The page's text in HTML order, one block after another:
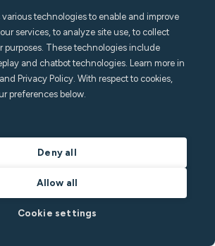
de vacances
technologies to enable and improve
services, to analyze site use, to collect
purposes. These technologies include
and chatbot technologies. Learn more in
Privacy Policy. With respect to cookies,
preferences below.
Deny all
Allow all
Cookie settings